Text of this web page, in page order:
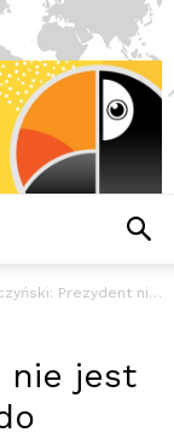
Prezydent nie jest dla mnie partnerem do rozmowy
nie jest